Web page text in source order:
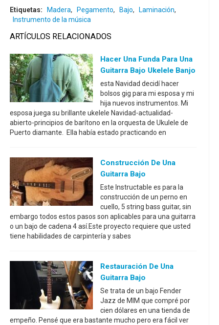
Etiquetas: Madera, Pegamento, Bajo, Laminación,
Instrumento de la música
ARTÍCULOS RELACIONADOS
Hacer Una Funda Para Una
Guitarra Bajo Ukelele Banjo
esta Navidad decidí hacer
bolsos gig para mi esposa y mi
hija nuevos instrumentos. Mi
esposa juega su brillante ukelele Navidad-actualidad-
abierto-principios de barítono en la orquesta de Ukulele de
Puerto diamante. Ella había estado practicando en
Construcción De Una
Guitarra Bajo
Este Instructable es para la
construcción de un perno en
cuello, 5 string bass guitar, sin
embargo todos estos pasos son aplicables para una guitarra
o un bajo de cadena 4 así.Este proyecto requiere que usted
tiene habilidades de carpintería y sabes
Restauración De Una
Guitarra Bajo
Se trata de un bajo Fender
Jazz de MIM que compré por
cien dólares en una tienda de
empeño. Pensé que era bastante mucho pero era fácil ver